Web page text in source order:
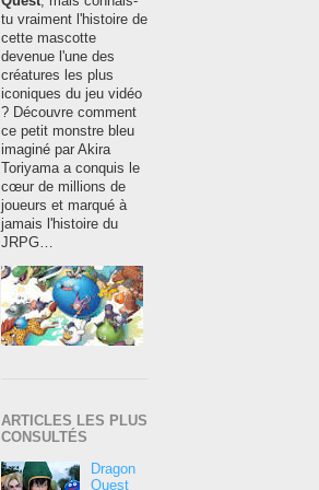
tu vraiment l'histoire de
cette mascotte
devenue l'une des
créatures les plus
iconiques du jeu vidéo
? Découvre comment
ce petit monstre bleu
imaginé par Akira
Toriyama a conquis le
cœur de millions de
joueurs et marqué à
jamais l'histoire du
JRPG…
ARTICLES LES PLUS
CONSULTÉS
Dragon
Quest